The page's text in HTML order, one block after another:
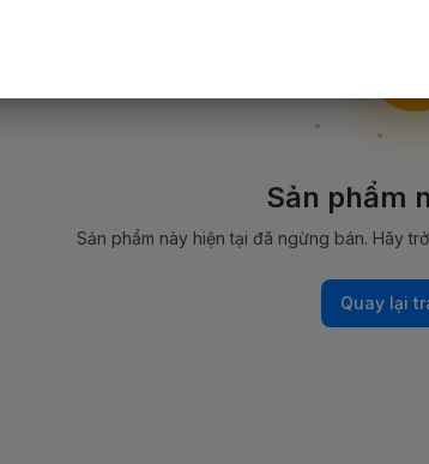
Sản phẩm
Sản phẩm này hiện tại đã ngừng bán. Hãy
Quay lại